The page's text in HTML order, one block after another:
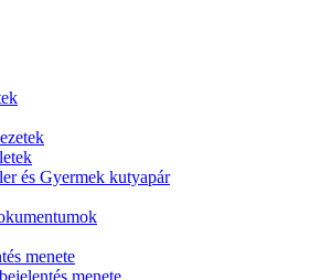
és Gyermek kutyapár
menete
menete